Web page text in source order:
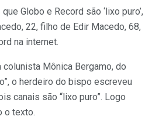
Globo e Record são ‘lixo puro’,
22, filho de Edir Macedo, 68,
na internet.
Mônica Bergamo, do
o herdeiro do bispo escreveu
canais são “lixo puro”. Logo
o texto.